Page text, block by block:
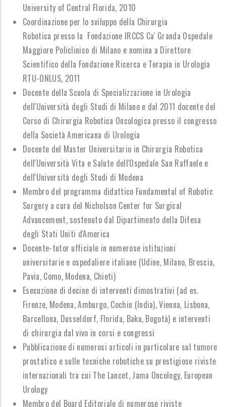
University of Central Florida, 2010
Coordinazione per lo sviluppo della Chirurgia
Robotica presso la Fondazione IRCCS Ca' Granda Ospedale
Maggiore Policlinico di Milano e nomina a Direttore
Scientifico della Fondazione Ricerca e Terapia in Urologia
RTU-ONLUS, 2011
Docente della Scuola di Specializzazione in Urologia
dell'Università degli Studi di Milano e dal 2011 docente del
Corso di Chirurgia Robotica Oncologica presso il congresso
della Società Americana di Urologia
Docente del Master Universitario in Chirurgia Robotica
dell'Università Vita e Salute dell'Ospedale San Raffaele e
dell'Università degli Studi di Modena
Membro del programma didattico Fundamental of Robotic
Surgery a cura del Nicholson Center for Surgical
Advancement, sostenuto dal Dipartimento della Difesa
degli Stati Uniti d'America
Docente-tutor ufficiale in numerose istituzioni
universitarie e ospedaliere italiane (Udine, Milano, Brescia,
Pavia, Como, Modena, Chieti)
Esecuzione di decine di interventi dimostrativi (ad es.
Firenze, Modena, Amburgo, Cochin (India), Vienna, Lisbona,
Barcellona, Dusseldorf, Florida, Baku, Bogotà) e interventi
di chirurgia dal vivo in corsi e congressi
Pubblicazione di numerosi articoli in particolare sul tumore
prostatico e sulle tecniche robotiche su prestigiose riviste
internazionali tra cui The Lancet, Jama Oncology, European
Urology
Membro del Board Editoriale di numerose riviste